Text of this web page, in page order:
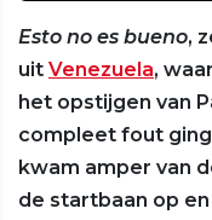
Esto no es bueno,
uit Venezuela,
het opstijgen van
compleet fout
kwam amper van
de startbaan op